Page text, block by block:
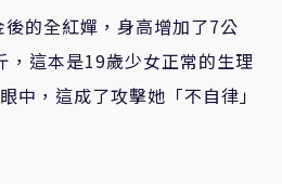
的全紅嬋，身高增加了7公
，這本是19歲少女正常的生理
中，這成了攻擊她「不自律」